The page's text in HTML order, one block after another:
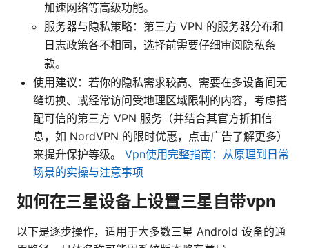
加速网络等高级功能。
服务器与隐私策略：第三方 VPN 的服务器分布和
日志政策各不相同，选择前需要仔细审阅隐私条
款。
使用建议：若你的隐私需求较高、需要在多设备间无
缝切换、或经常访问受地理区域限制的内容，考虑搭
配可信的第三方 VPN 服务（并结合其官方折扣信
息，如 NordVPN 的限时优惠，点击广告了解更多）
来提升保护等级。 Vpn使用完整指南：从原理到日常
场景的实操与注意事项
如何在三星设备上设置三星自带vpn
以下是逐步操作，适用于大多数三星 Android 设备的通